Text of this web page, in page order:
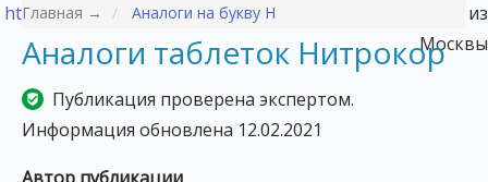
https://p-tour.ru/countries/vetnam/
- Туры во Вьетнам из
Москвы
Главная → Аналоги на букву Н
Аналоги таблеток Нитрокор
Публикация проверена экспертом.
Информация обновлена 12.02.2021